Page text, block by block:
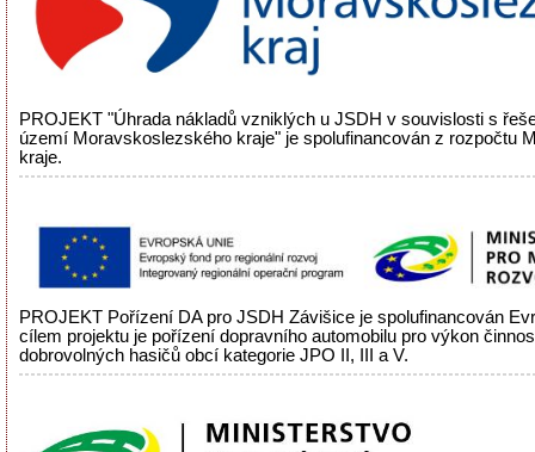
PROJEKT "Úhrada nákladů vzniklých u JSDH v souvislosti s
území Moravskoslezského kraje" je spolufinancován z rozpočtu
kraje.
PROJEKT Pořízení DA pro JSDH Závišice je spolufinancován
cílem projektu je pořízení dopravního automobilu pro výkon
dobrovolných hasičů obcí kategorie JPO II, III a V.